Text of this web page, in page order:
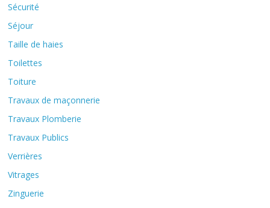
Sécurité
Séjour
Taille de haies
Toilettes
Toiture
Travaux de maçonnerie
Travaux Plomberie
Travaux Publics
Verrières
Vitrages
Zinguerie